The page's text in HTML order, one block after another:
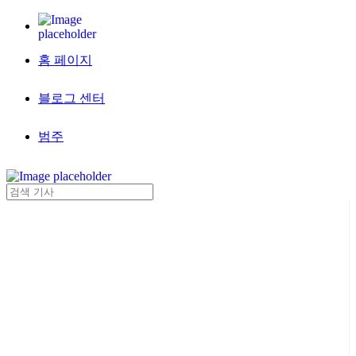
홈 페이지
블로그 센터
범주